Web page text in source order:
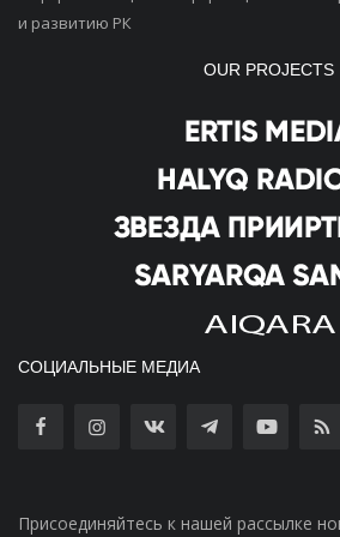
и развитию РК
OUR PROJECTS
СОЦИАЛЬНЫЕ МЕДИА
Присоединяйтесь к нашей рассылке